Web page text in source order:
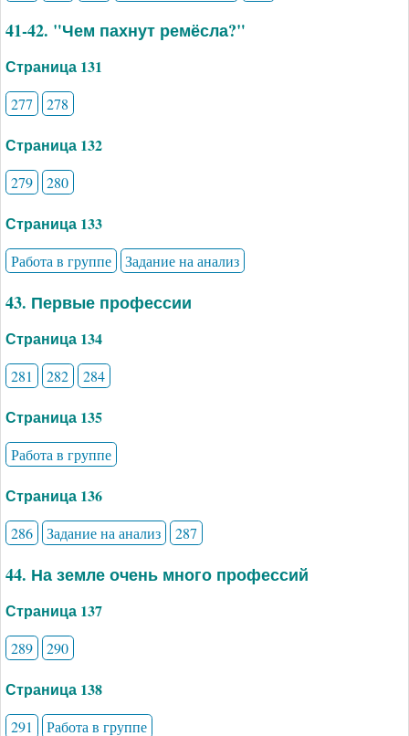
41-42. "Чем пахнут ремёсла?"
Страница 131
277 278
Страница 132
279 280
Страница 133
Работа в группе Задание на анализ
43. Первые профессии
Страница 134
281 282 284
Страница 135
Работа в группе
Страница 136
286 Задание на анализ 287
44. На земле очень много профессий
Страница 137
289 290
Страница 138
291 Работа в группе